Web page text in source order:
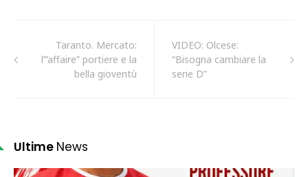
Taranto. Mercato:
l’”affaire” portiere e la
bella gioventù
VIDEO: Olcese:
“Bisogna cambiare la
serie D”
Ultime News